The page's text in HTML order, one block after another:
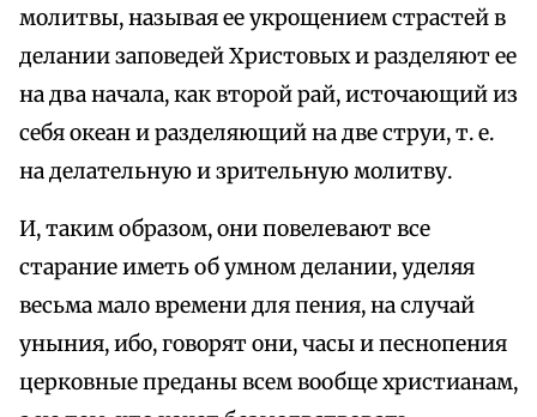
молитвы, называя ее укрощением страстей в
делании заповедей Христовых и разделяют ее
на два начала, как второй рай, источающий из
себя океан и разделяющий на две струи, т. е.
на делательную и зрительную молитву.
И, таким образом, они повелевают все
старание иметь об умном делании, уделяя
весьма мало времени для пения, на случай
уныния, ибо, говорят они, часы и песнопения
церковные преданы всем вообще христианам,